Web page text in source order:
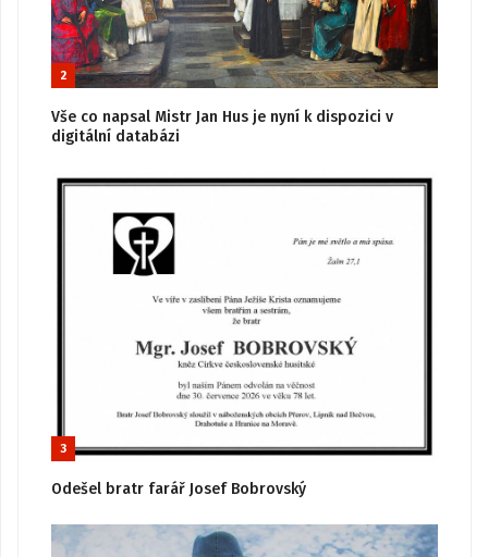
2
Vše co napsal Mistr Jan Hus je nyní k dispozici v
digitální databázi
3
Odešel bratr farář Josef Bobrovský